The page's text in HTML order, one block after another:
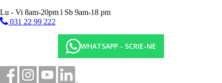
Lu - Vi 8am-20pm l Sb 9am-18 pm
031 22 99 222
WHATSAPP - SCRIE-NE